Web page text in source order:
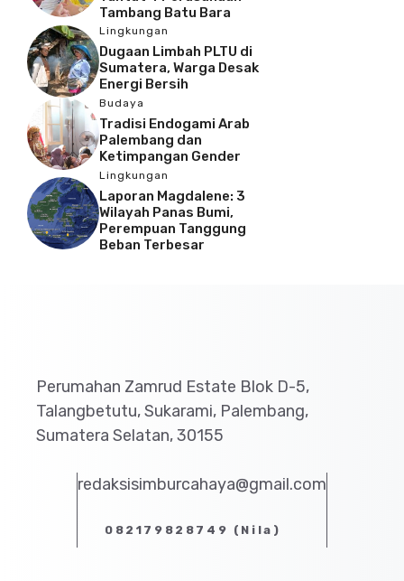
Tambang Batu Bara
Lingkungan
Dugaan Limbah PLTU di
Sumatera, Warga Desak
Energi Bersih
Budaya
Tradisi Endogami Arab
Palembang dan
Ketimpangan Gender
Lingkungan
Laporan Magdalene: 3
Wilayah Panas Bumi,
Perempuan Tanggung
Beban Terbesar
Perumahan Zamrud Estate Blok D-5,
Talangbetutu, Sukarami, Palembang,
Sumatera Selatan, 30155
redaksisimburcahaya@gmail.com
082179828749 (Nila)